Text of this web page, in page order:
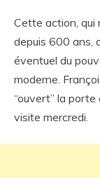
Cette action, qui
depuis 600 ans,
éventuel du
moderne.
“ouvert” la
visite mercredi.